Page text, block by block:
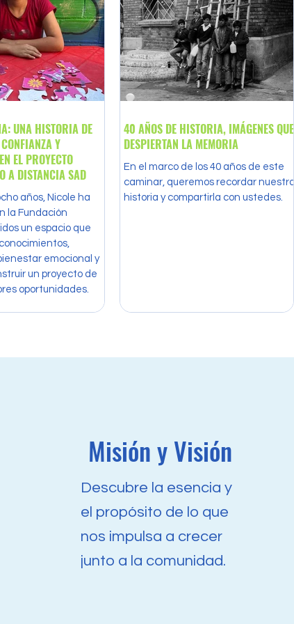
UNA HISTORIA DE
Y
EL PROYECTO
SOSTENIMIENTO A DISTANCIA SAD
años, Nicole ha
la Fundación
un espacio que
emocional y
un proyecto de
oportunidades.
40 AÑOS DE HISTORIA, IMÁGENES QUE
DESPIERTAN LA MEMORIA
En el marco de los 40 años de este
caminar, queremos recordar nuestra
historia y compartirla con ustedes.
Misión y Visión
Descubre la esencia y
el propósito de lo que
nos impulsa a crecer
junto a la comunidad.